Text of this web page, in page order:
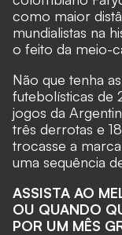
como maior
mundialistas na
o feito da meio-
Não que tenha
futebolísticas de
jogos da
três derrotas e
trocasse a
uma sequência
ASSISTA AO
OU QUANDO
POR UM MÊS